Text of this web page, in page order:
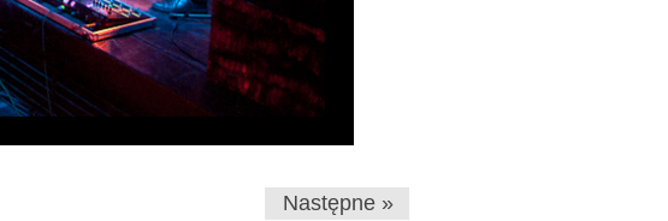
Następne »